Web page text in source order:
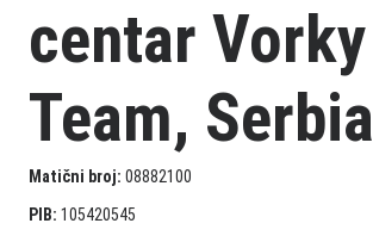
centar Vorky
Team, Serbia
Matični broj: 08882100
PIB: 105420545